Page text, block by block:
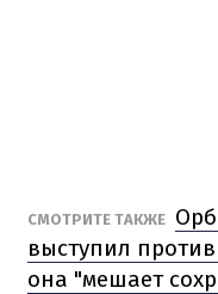
СМОТРИТЕ ТАКЖЕ
выступил
она "мешает